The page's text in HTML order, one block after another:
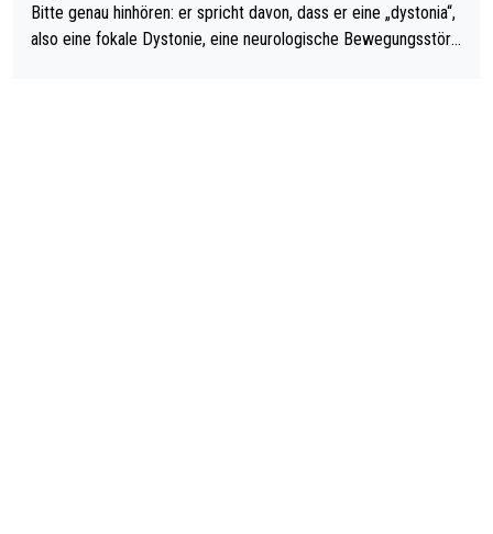
Bitte genau hinhören: er spricht davon, dass er eine „dystonia“,
also eine fokale Dystonie, eine neurologische Bewegungsstöru